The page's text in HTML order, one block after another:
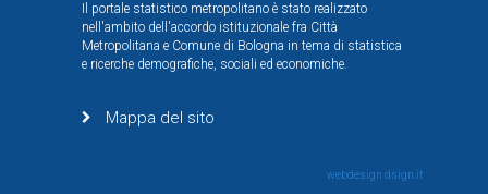
Il portale statistico metropolitano è stato realizzato
nell'ambito dell'accordo istituzionale fra Città
Metropolitana e Comune di Bologna in tema di statistica
e ricerche demografiche, sociali ed economiche.
Mappa del sito
webdesign dsign.it